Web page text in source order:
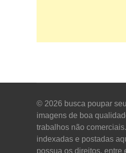
© 2026 busca poupar
imagens de boa
trabalhos não
indexadas e postadas
possua os direitos, entre